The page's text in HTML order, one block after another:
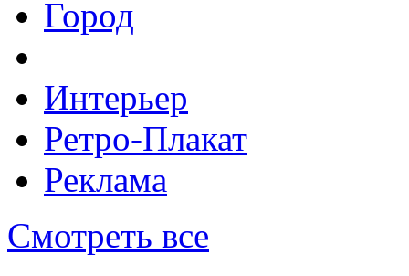
Город
Интерьер
Ретро-Плакат
Реклама
Смотреть все